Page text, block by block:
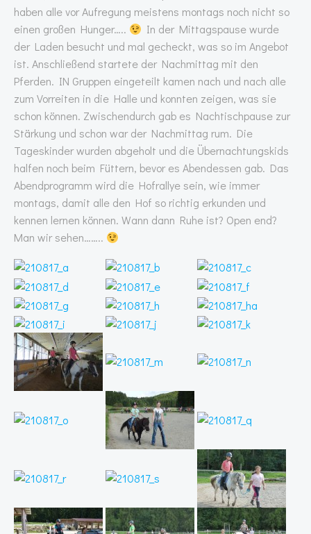
haben alle vor Aufregung meistens montags noch nicht so
einen großen Hunger…..
In der Mittagspause wurde
der Laden besucht und mal gecheckt, was so im Angebot
ist. Anschließend startete der Nachmittag mit den
Pferden. IN Gruppen eingeteilt kamen nach und nach alle
zum Vorreiten in die Halle und konnten zeigen, was sie
schon können. Zwischendurch gab es Nachtischpause zur
Stärkung und schon war der Nachmittag rum. Die
Tageskinder wurden abgeholt und die Übernachtungskids
halfen noch beim Füttern, bevor es Abendessen gab. Das
Abendprogramm wird die Hofrallye sein, wie immer
montags, damit alle den Hof so richtig erkunden und
kennen lernen können. Wann dann Ruhe ist? Open end?
Man wir sehen……..